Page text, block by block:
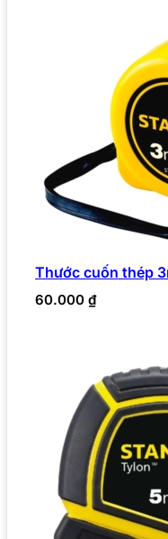
Thước cuốn thép
60.000 ₫